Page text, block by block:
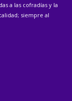
a las cofradías y la
siempre al